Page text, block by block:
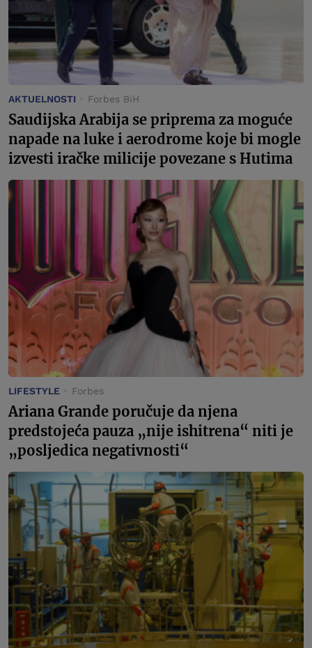
AKTUELNOSTI Forbes BiH
Saudijska Arabija se priprema za moguće
napade na luke i aerodrome koje bi mogle
izvesti iračke milicije povezane s Hutima
LIFESTYLE Forbes
Ariana Grande poručuje da njena
predstojeća pauza „nije ishitrena“ niti je
„posljedica negativnosti“